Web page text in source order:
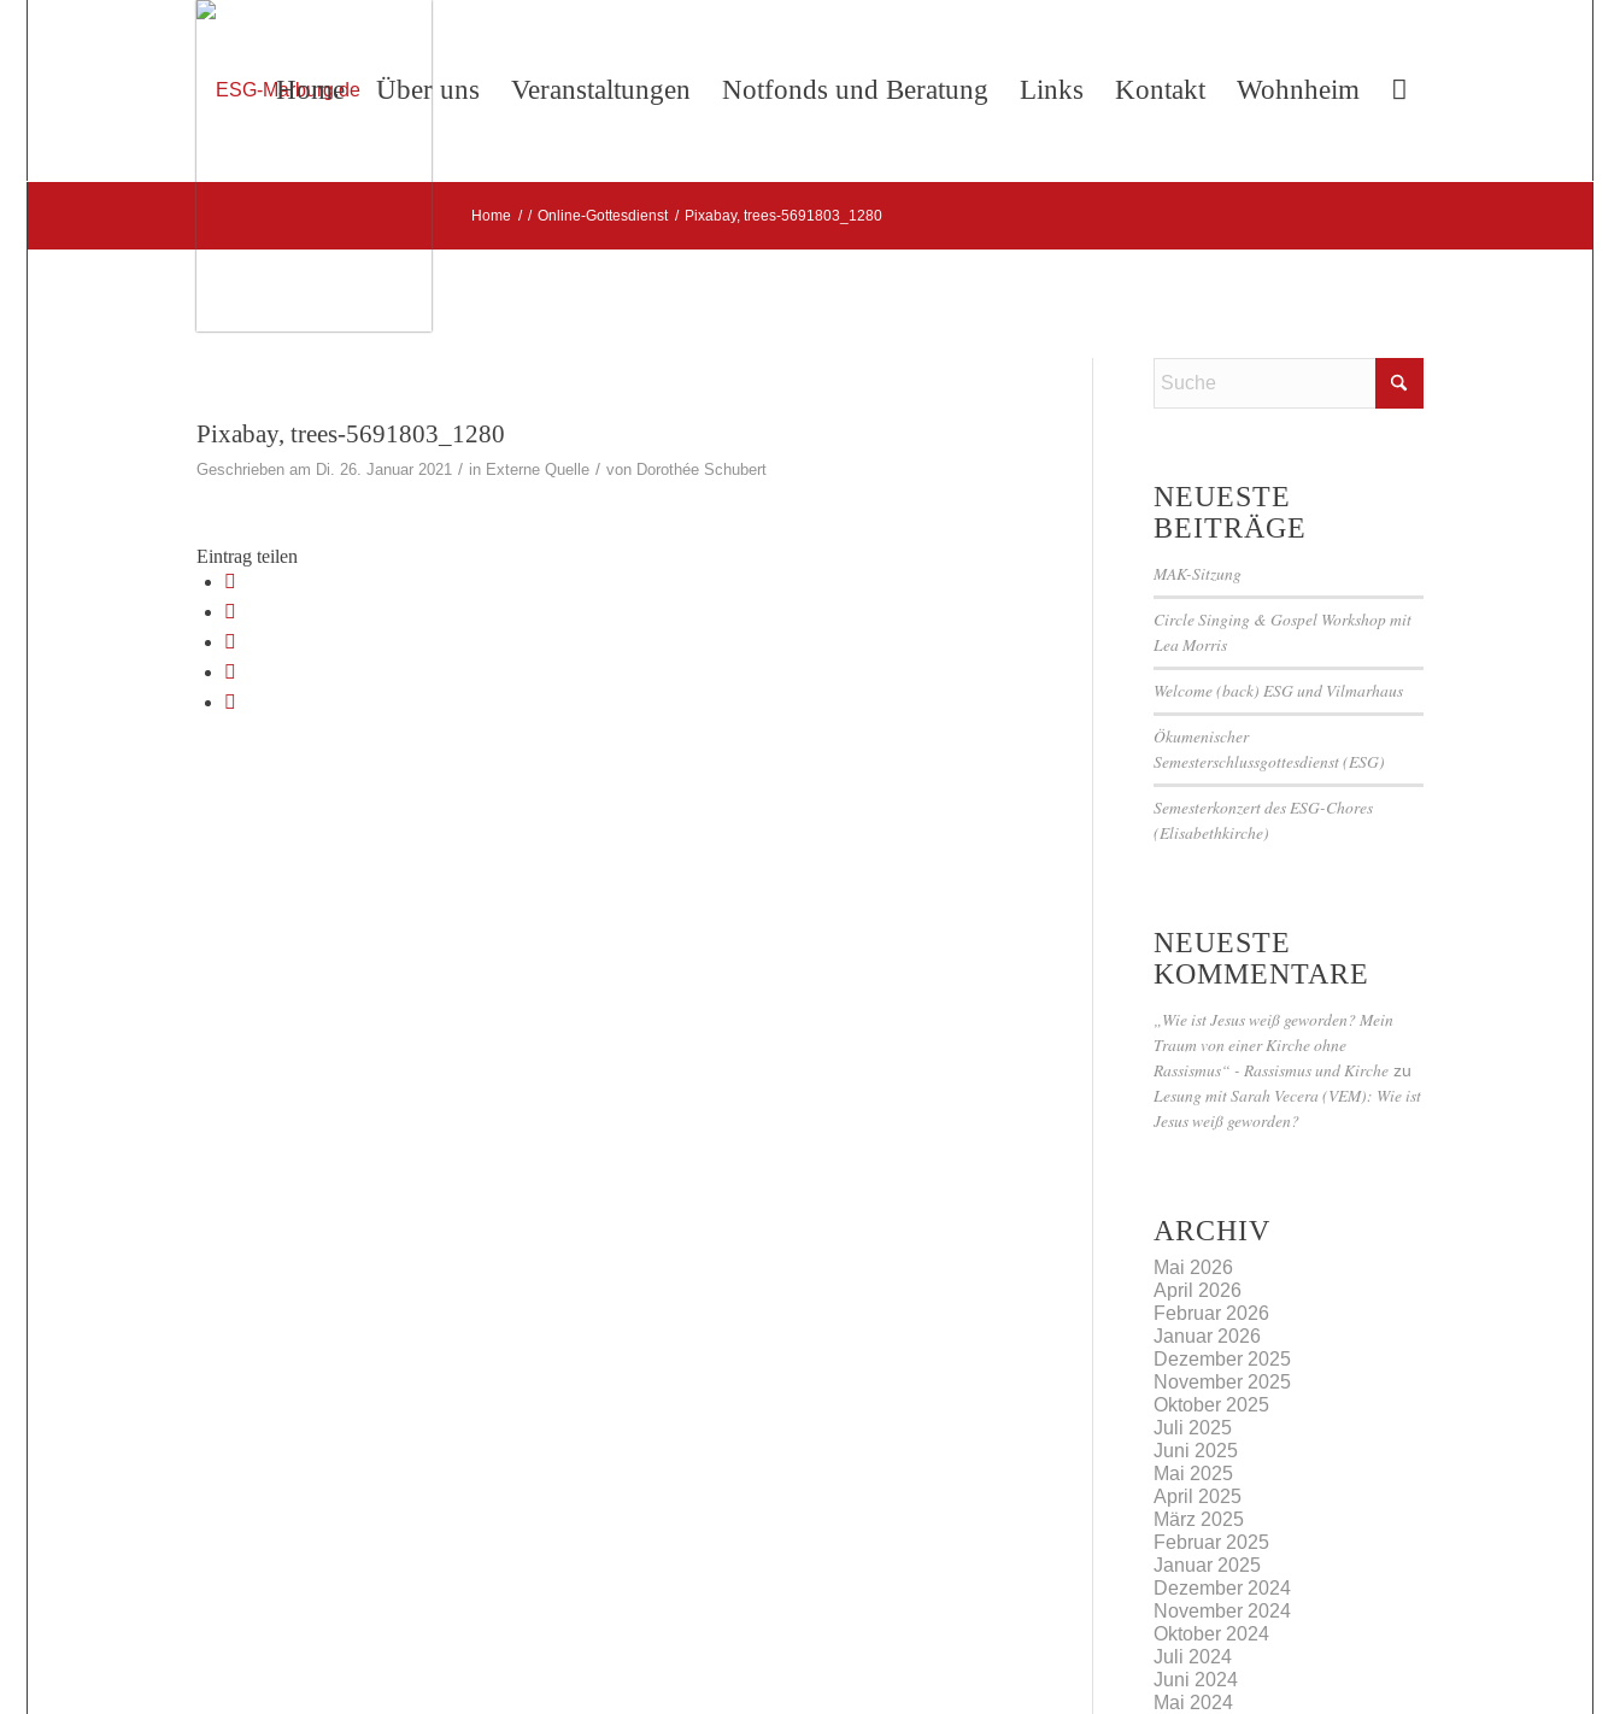
Home Über uns Veranstaltungen Notfonds und Beratung Links Kontakt Wohnheim
Home / / Online-Gottesdienst / Pixabay, trees-5691803_1280
Pixabay, trees-5691803_1280
Geschrieben am Di. 26. Januar 2021 / in Externe Quelle / von Dorothée Schubert
Eintrag teilen
NEUESTE
BEITRÄGE
MAK-Sitzung
Circle Singing & Gospel Workshop mit
Lea Morris
Welcome (back) ESG und Vilmarhaus
Ökumenischer
Semesterschlussgottesdienst (ESG)
Semesterkonzert des ESG-Chores
(Elisabethkirche)
NEUESTE
KOMMENTARE
„Wie ist Jesus weiß geworden? Mein
Traum von einer Kirche ohne
Rassismus“ - Rassismus und Kirche zu
Lesung mit Sarah Vecera (VEM): Wie ist
Jesus weiß geworden?
ARCHIV
Mai 2026
April 2026
Februar 2026
Januar 2026
Dezember 2025
November 2025
Oktober 2025
Juli 2025
Juni 2025
Mai 2025
April 2025
März 2025
Februar 2025
Januar 2025
Dezember 2024
November 2024
Oktober 2024
Juli 2024
Juni 2024
Mai 2024